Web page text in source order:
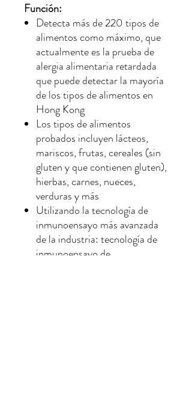
Función:
Detecta más de 220 tipos de
alimentos como máximo, que
actualmente es la prueba de
alergia alimentaria retardada
que puede detectar la mayoría
de los tipos de alimentos en
Hong Kong
Los tipos de alimentos
probados incluyen lácteos,
mariscos, frutas, cereales (sin
gluten y que contienen gluten),
hierbas, carnes, nueces,
verduras y más
Utilizando la tecnología de
inmunoensayo más avanzada
de la industria: tecnología de
inmunoensayo de